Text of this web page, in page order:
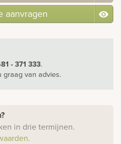
aanvragen
- 371 333.
graag van advies.
in drie termijnen.